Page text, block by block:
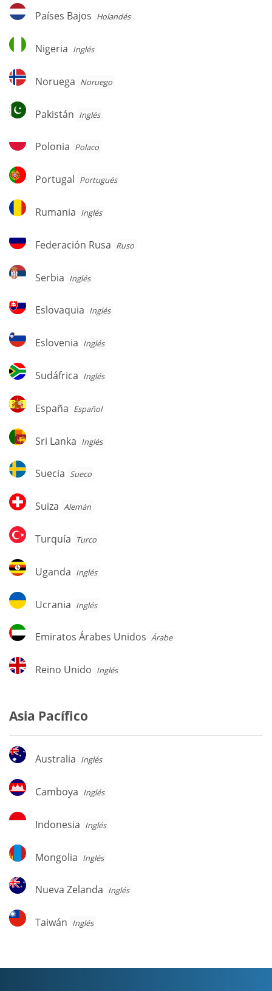
Países
Bajos
Países Bajos Holandés
Nigeria
Nigeria Inglés
Noruega
Noruega Noruego
Pakistán
Pakistán Inglés
Polonia
Polonia Polaco
Portugal
Portugal Portugués
Rumania
Rumania Inglés
Federación
Rusa
Federación Rusa Ruso
Serbia
Serbia Inglés
Eslovaquia
Eslovaquia Inglés
Eslovenia
Eslovenia Inglés
Sudáfrica
Sudáfrica Inglés
España
España Español
Sri
Lanka
Sri Lanka Inglés
Suecia
Suecia Sueco
Suiza
Suiza Alemán
Turquía
Turquía Turco
Uganda
Uganda Inglés
Ucrania
Ucrania Inglés
Emiratos
Árabes
Emiratos Árabes Unidos Árabe
Reino
Unido
Reino Unido Inglés
Asia Pacífico
Australia
Australia Inglés
Camboya
Camboya Inglés
Indonesia
Indonesia Inglés
Mongolia
Mongolia Inglés
Nueva
Zelanda
Nueva Zelanda Inglés
Taiwán
Taiwán Inglés